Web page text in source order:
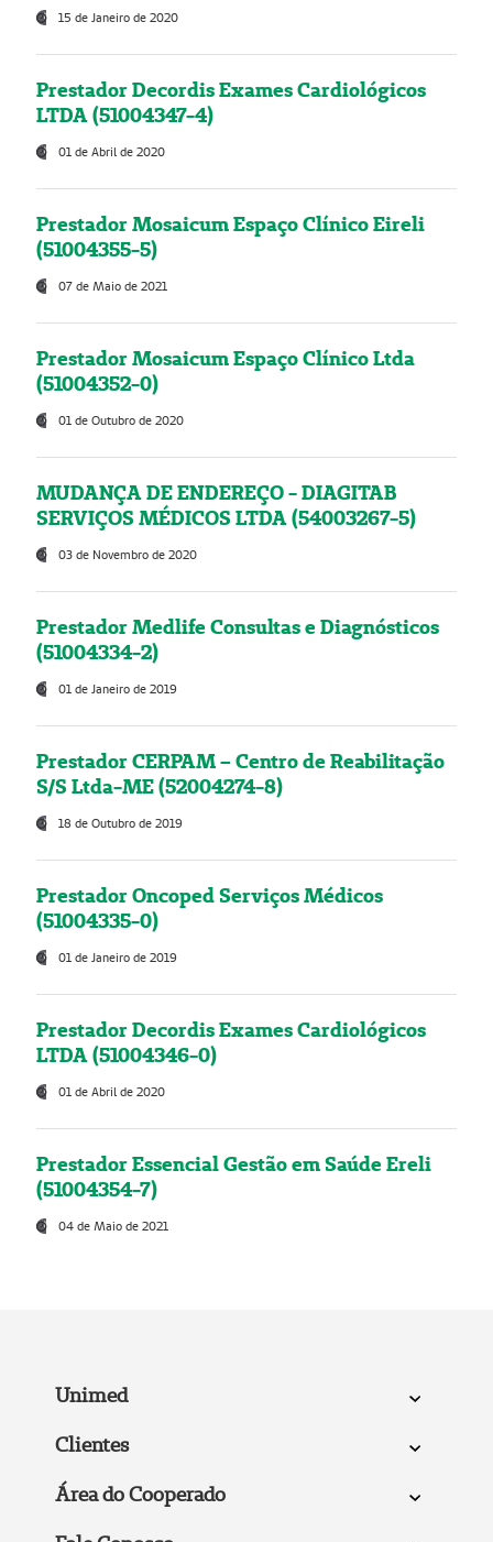
15 de Janeiro de 2020
Prestador Decordis Exames Cardiológicos
LTDA (51004347-4)
01 de Abril de 2020
Prestador Mosaicum Espaço Clínico Eireli
(51004355-5)
07 de Maio de 2021
Prestador Mosaicum Espaço Clínico Ltda
(51004352-0)
01 de Outubro de 2020
MUDANÇA DE ENDEREÇO - DIAGITAB
SERVIÇOS MÉDICOS LTDA (54003267-5)
03 de Novembro de 2020
Prestador Medlife Consultas e Diagnósticos
(51004334-2)
01 de Janeiro de 2019
Prestador CERPAM – Centro de Reabilitação
S/S Ltda-ME (52004274-8)
18 de Outubro de 2019
Prestador Oncoped Serviços Médicos
(51004335-0)
01 de Janeiro de 2019
Prestador Decordis Exames Cardiológicos
LTDA (51004346-0)
01 de Abril de 2020
Prestador Essencial Gestão em Saúde Ereli
(51004354-7)
04 de Maio de 2021
Unimed
Clientes
Área do Cooperado